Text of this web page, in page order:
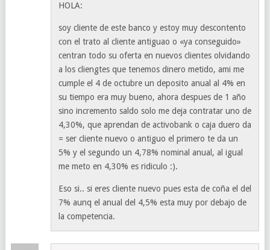
HOLA:
soy cliente de este banco y estoy muy descontento
con el trato al cliente antiguao o «ya conseguido»
centran todo su oferta en nuevos clientes olvidando
a los cliengtes que tenemos dinero metido, ami me
cumple el 4 de octubre un deposito anual al 4% en
su tiempo era muy bueno, ahora despues de 1 año
sino incremento saldo solo me deja contratar uno de
4,30%, que aprendan de activobank o caja duero da
= ser cliente nuevo o antiguo el primero te da un
5% y el segundo un 4,78% nominal anual, al igual
me meto en 4,30% es ridiculo :).
Eso si.. si eres cliente nuevo pues esta de coña el del
7% aunq el anual del 4,5% esta muy por debajo de
la competencia.